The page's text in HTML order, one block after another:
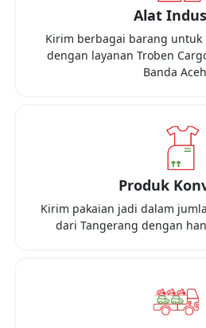
Alat
Kirim berbagai barang
dengan layanan Troben
Banda Aceh
Produk
Kirim pakaian jadi dalam
dari Tangerang dengan